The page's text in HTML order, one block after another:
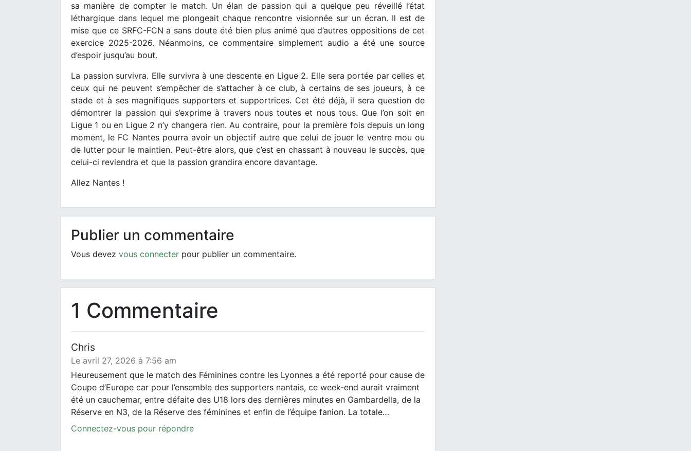
sa manière de compter le match. Un élan de passion qui a quelque peu réveillé l’état
léthargique dans lequel me plongeait chaque rencontre visionnée sur un écran. Il est de
mise que ce SRFC-FCN a sans doute été bien plus animé que d’autres oppositions de cet
exercice 2025-2026. Néanmoins, ce commentaire simplement audio a été une source
d’espoir jusqu’au bout.
La passion survivra. Elle survivra à une descente en Ligue 2. Elle sera portée par celles et
ceux qui ne peuvent s’empêcher de s’attacher à ce club, à certains de ses joueurs, à ce
stade et à ses magnifiques supporters et supportrices. Cet été déjà, il sera question de
démontrer la passion qui s’exprime à travers nous toutes et nous tous. Que l’on soit en
Ligue 1 ou en Ligue 2 n’y changera rien. Au contraire, pour la première fois depuis un long
moment, le FC Nantes pourra avoir un objectif autre que celui de jouer le ventre mou ou
de lutter pour le maintien. Peut-être alors, que c’est en chassant à nouveau le succès, que
celui-ci reviendra et que la passion grandira encore davantage.
Allez Nantes !
Publier un commentaire
Vous devez vous connecter pour publier un commentaire.
1 Commentaire
Chris
Le avril 27, 2026 à 7:56 am
Heureusement que le match des Féminines contre les Lyonnes a été reporté pour cause de
Coupe d’Europe car pour l’ensemble des supporters nantais, ce week-end aurait vraiment
été un cauchemar, entre défaite des U18 lors des dernières minutes en Gambardella, de la
Réserve en N3, de la Réserve des féminines et enfin de l’équipe fanion. La totale…
Connectez-vous pour répondre